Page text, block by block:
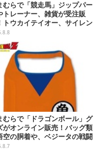
むらで「競走馬」ジップパー
トレーナー、雑貨が受注販
トウカイテイオー、サイレン
ズカなど名馬をデザイン
むらで「ドラゴンボール」グ
がオンライン販売！バッグ類
空の胴着や、ベジータの戦闘
大胆デザイン